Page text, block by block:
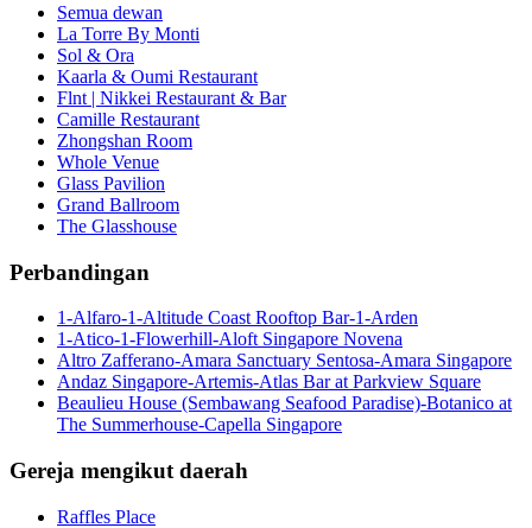
Semua dewan
La Torre By Monti
Sol & Ora
Kaarla & Oumi Restaurant
Flnt | Nikkei Restaurant & Bar
Camille Restaurant
Zhongshan Room
Whole Venue
Glass Pavilion
Grand Ballroom
The Glasshouse
Perbandingan
1-Alfaro-1-Altitude Coast Rooftop Bar-1-Arden
1-Atico-1-Flowerhill-Aloft Singapore Novena
Altro Zafferano-Amara Sanctuary Sentosa-Amara Singapore
Andaz Singapore-Artemis-Atlas Bar at Parkview Square
Beaulieu House (Sembawang Seafood Paradise)-Botanico at
The Summerhouse-Capella Singapore
Gereja mengikut daerah
Raffles Place